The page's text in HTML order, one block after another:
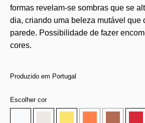
formas revelam-se sombras que se
dia, criando uma beleza mutável que
parede. Possibilidade de fazer
cores.
Produzido em Portugal
Escolher cor